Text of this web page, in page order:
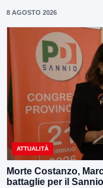
8 AGOSTO 2026
ATTUALITÀ
Morte Costanzo,
battaglie per il Sannio